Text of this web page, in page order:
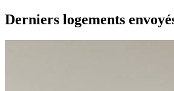
Derniers logements